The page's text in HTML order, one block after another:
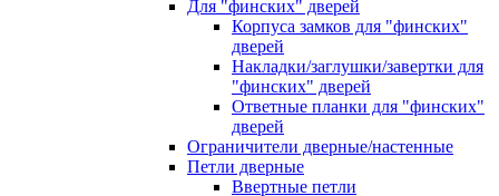
Для "финских" дверей
Корпуса замков для "финских"
дверей
Накладки/заглушки/завертки для
"финских" дверей
Ответные планки для "финских"
дверей
Ограничители дверные/настенные
Петли дверные
Ввертные петли